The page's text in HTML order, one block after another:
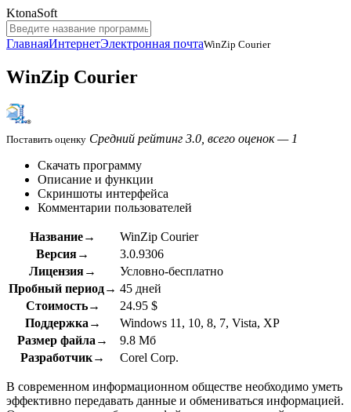
KtonaSoft
ГлавнаяИнтернетЭлектронная почтаWinZip Courier
WinZip Courier
Поставить оценку Средний рейтинг 3.0, всего оценок — 1
Скачать программу
Описание и функции
Скриншоты интерфейса
Комментарии пользователей
Название→
WinZip Courier
Версия→
3.0.9306
Лицензия→
Условно-бесплатно
Пробный период→ 45 дней
Стоимость→
24.95 $
Поддержка→
Windows 11, 10, 8, 7, Vista, XP
Размер файла→
9.8 Мб
Разработчик→
Corel Corp.
В современном информационном обществе необходимо уметь
эффективно передавать данные и обмениваться информацией.